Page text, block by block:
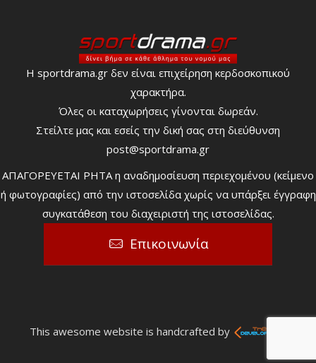
Η sportdrama.gr δεν είναι επιχείρηση κερδοσκοπικού
χαρακτήρα.
Όλες οι καταχωρήσεις γίνονται δωρεάν.
Στείλτε μας και εσείς την δική σας στη διεύθυνση
post@sportdrama.gr
ΑΠΑΓΟΡΕΥΕΤΑΙ ΡΗΤΑ η αναδημοσίευση περιεχομένου (κείμενο
ή φωτογραφίες) από την ιστοσελίδα χωρίς να υπάρξει έγγραφη
συγκατάθεση του διαχειριστή της ιστοσελίδας.
Επικοινωνία
This awesome website is handcrafted by